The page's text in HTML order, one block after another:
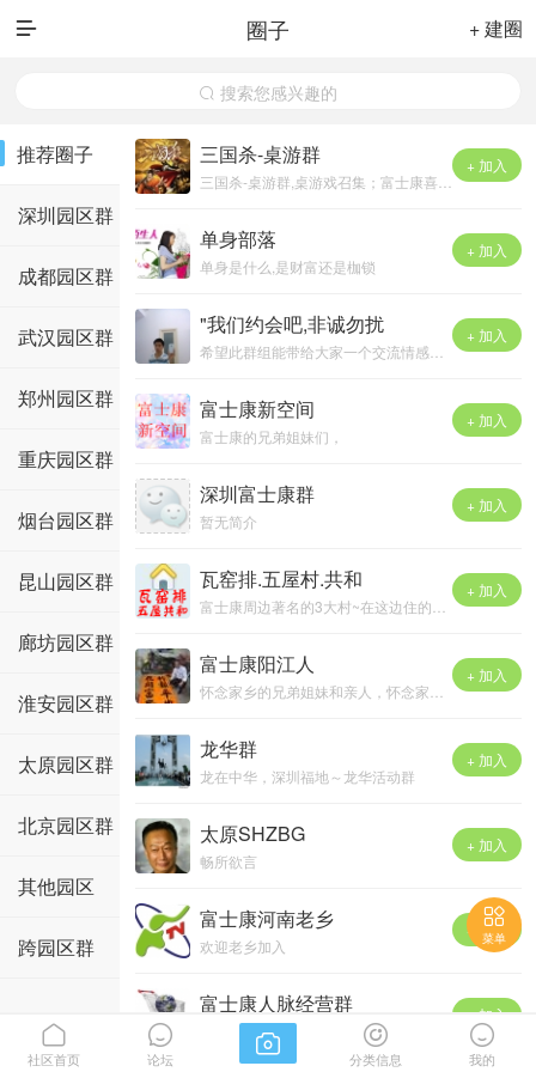
 圈子 + 建圈
 搜索您感兴趣的
推荐圈子
深圳园区群
成都园区群
武汉园区群
郑州园区群
重庆园区群
烟台园区群
昆山园区群
廊坊园区群
淮安园区群
太原园区群
北京园区群
其他园区
跨园区群
+ 加入
三国杀-桌游群
+ 加入
单身部落
单身是什么,是财富还是枷锁
+ 加入
"我们约会吧,非诚勿扰
+ 加入
富士康新空间
富士康的兄弟姐妹们，
让我们相约在新空间的天空下！
+ 加入
深圳富士康群
暂无简介
+ 加入
瓦窑排.五屋村.共和
+ 加入
富士康阳江人
加进来，有老乡聚会，在这发下吧
（关键词:深圳阳江老乡,深入阳江人,阳江人在深圳）
+ 加入
龙华群
龙在中华，深圳福地～龙华活动群
+ 加入
太原SHZBG
畅所欲言
+ 加入
富士康河南老乡
欢迎老乡加入
+ 加入
富士康人脉经营群

菜单

社区首页

论坛
 
分类信息

我的